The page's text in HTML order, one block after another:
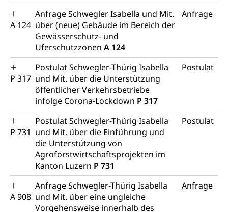
A 124
Anfrage Schwegler Isabella und Mit.
über (neue) Gebäude im Bereich der
Gewässerschutz- und
Uferschutzzonen A 124
Anfrage
P 317
Postulat Schwegler-Thürig Isabella
und Mit. über die Unterstützung
öffentlicher Verkehrsbetriebe
infolge Corona-Lockdown P 317
Postulat
P 731
Postulat Schwegler-Thürig Isabella
und Mit. über die Einführung und
die Unterstützung von
Agroforstwirtschaftsprojekten im
Kanton Luzern P 731
Postulat
A 908
Anfrage Schwegler-Thürig Isabella
und Mit. über eine ungleiche
Vorgehensweise innerhalb des
Anfrage
Schienenverkehr, Zugverkehr, Bahnverkehr,
Transportmittel, öffentlicher Verkehr
Verkehrsverbund Luzern VVL
Öffentlicher Verkehr Luzern Mobil
Schifffahrt
Schiffsverkehr, Binnenschifffahrt, Seeschifffahrt,
Flussschifffahrt
Schifffahrt (Strassenverkehrsamt)
Strasse
Autoverkehr, Lastwagenverkehr, Schwerverkehr,
leistungsabhängige Schwerverkehrsabgabe,
Langsamverkehr, Transportmittel, Auto, Motorrad,
Individualverkehr
zentras (Betrieb und Unterhalt LU, OW, NW,
ZG)
Strassenverkehrsamt
Verkehr und Infrastruktur vif
Persönliches
Zivilstand